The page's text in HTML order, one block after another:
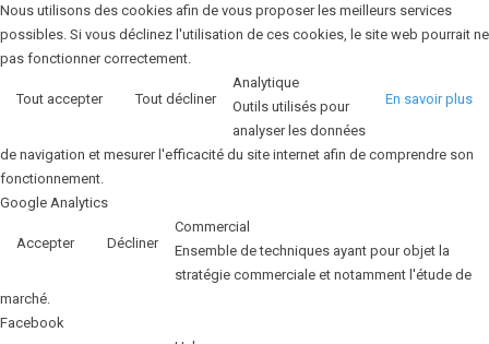
Nous utilisons des cookies afin de vous proposer les meilleurs services
possibles. Si vous déclinez l'utilisation de ces cookies, le site web pourrait ne
pas fonctionner correctement.
Tout accepter Tout décliner En savoir plus
Analytique
Outils utilisés pour
analyser les données
de navigation et mesurer l'efficacité du site internet afin de comprendre son
fonctionnement.
Google Analytics
Accepter Décliner
Commercial
Ensemble de techniques ayant pour objet la
stratégie commerciale et notamment l'étude de
marché.
Facebook